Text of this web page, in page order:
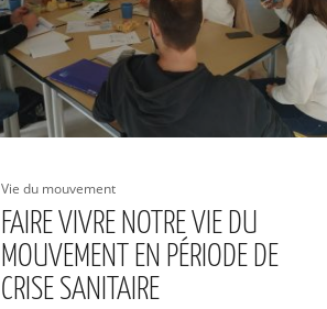
Vie du mouvement
FAIRE VIVRE NOTRE VIE DU
MOUVEMENT EN PÉRIODE DE
CRISE SANITAIRE